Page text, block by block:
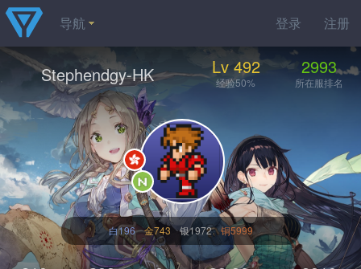
登录 注册
导航
Stephendgy-HK Lv 492
经验50%
2993
所在服排名
白196 金743 银1972 铜5999